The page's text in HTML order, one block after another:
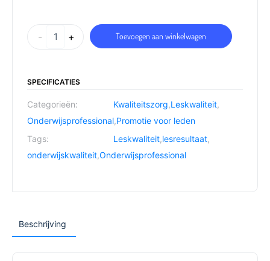
- + Toevoegen aan winkelwagen
SPECIFICATIES
Categorieën: Kwaliteitszorg,Leskwaliteit,
Onderwijsprofessional,Promotie voor leden
Tags:
Leskwaliteit,lesresultaat,
onderwijskwaliteit,Onderwijsprofessional
Beschrijving